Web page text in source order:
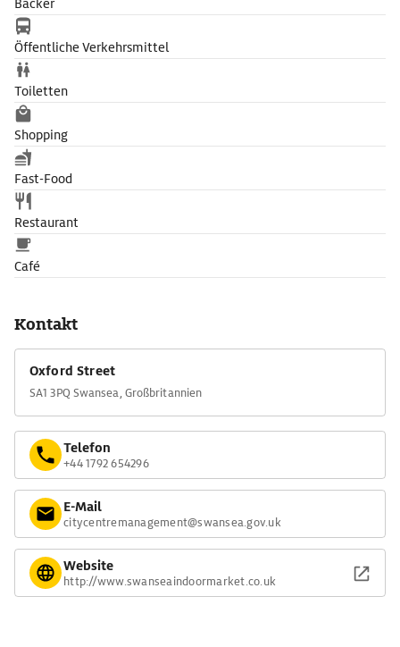
Bäcker
Öffentliche Verkehrsmittel
Toiletten
Shopping
Fast-Food
Restaurant
Café
Kontakt
Oxford Street
SA1 3PQ Swansea, Großbritannien
Telefon
+44 1792 654296
E-Mail
citycentremanagement@swansea.gov.uk
Website
http://www.swanseaindoormarket.co.uk